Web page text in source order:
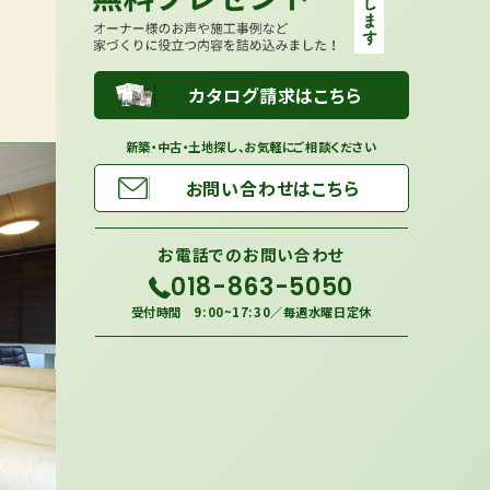
カタログ請求はこちら
新築・中古・土地探し、お気軽にご相談ください
お問い合わせはこちら
お電話でのお問い合わせ
018-863-5050
受付時間 9:00~17:30／毎週水曜日定休